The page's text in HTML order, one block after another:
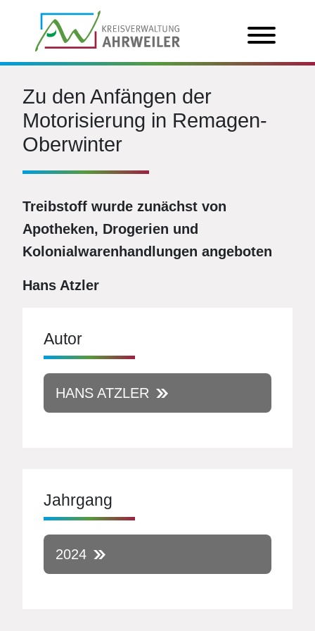
Zu den Anfängen der
Motorisierung in Remagen-
Oberwinter
Treibstoff wurde zunächst von
Apotheken, Drogerien und
Kolonialwarenhandlungen angeboten
Hans Atzler
Autor
HANS ATZLER
Jahrgang
2024